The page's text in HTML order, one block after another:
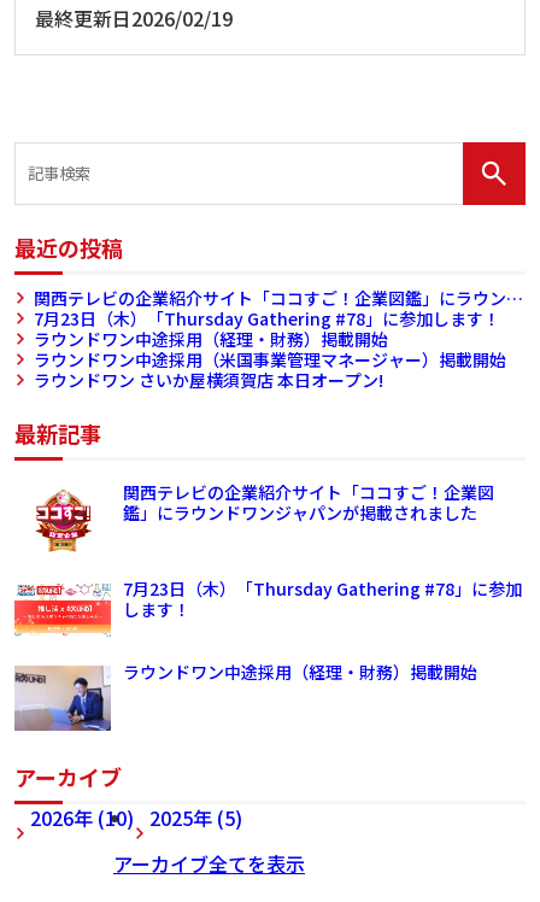
最終更新日2026/02/19
最近の投稿
関西テレビの企業紹介サイト「ココすご！企業図鑑」にラウンド
ワンジャパンが掲載されました
7月23日（木）「Thursday Gathering #78」に参加します！
ラウンドワン中途採用（経理・財務）掲載開始
ラウンドワン中途採用（米国事業管理マネージャー）掲載開始
ラウンドワン さいか屋横須賀店 本日オープン!
最新記事
関西テレビの企業紹介サイト「ココすご！企業図
鑑」にラウンドワンジャパンが掲載されました
7月23日（木）「Thursday Gathering #78」に参加
します！
ラウンドワン中途採用（経理・財務）掲載開始
アーカイブ
2026年 (10)
2025年 (5)
アーカイブ全てを表示